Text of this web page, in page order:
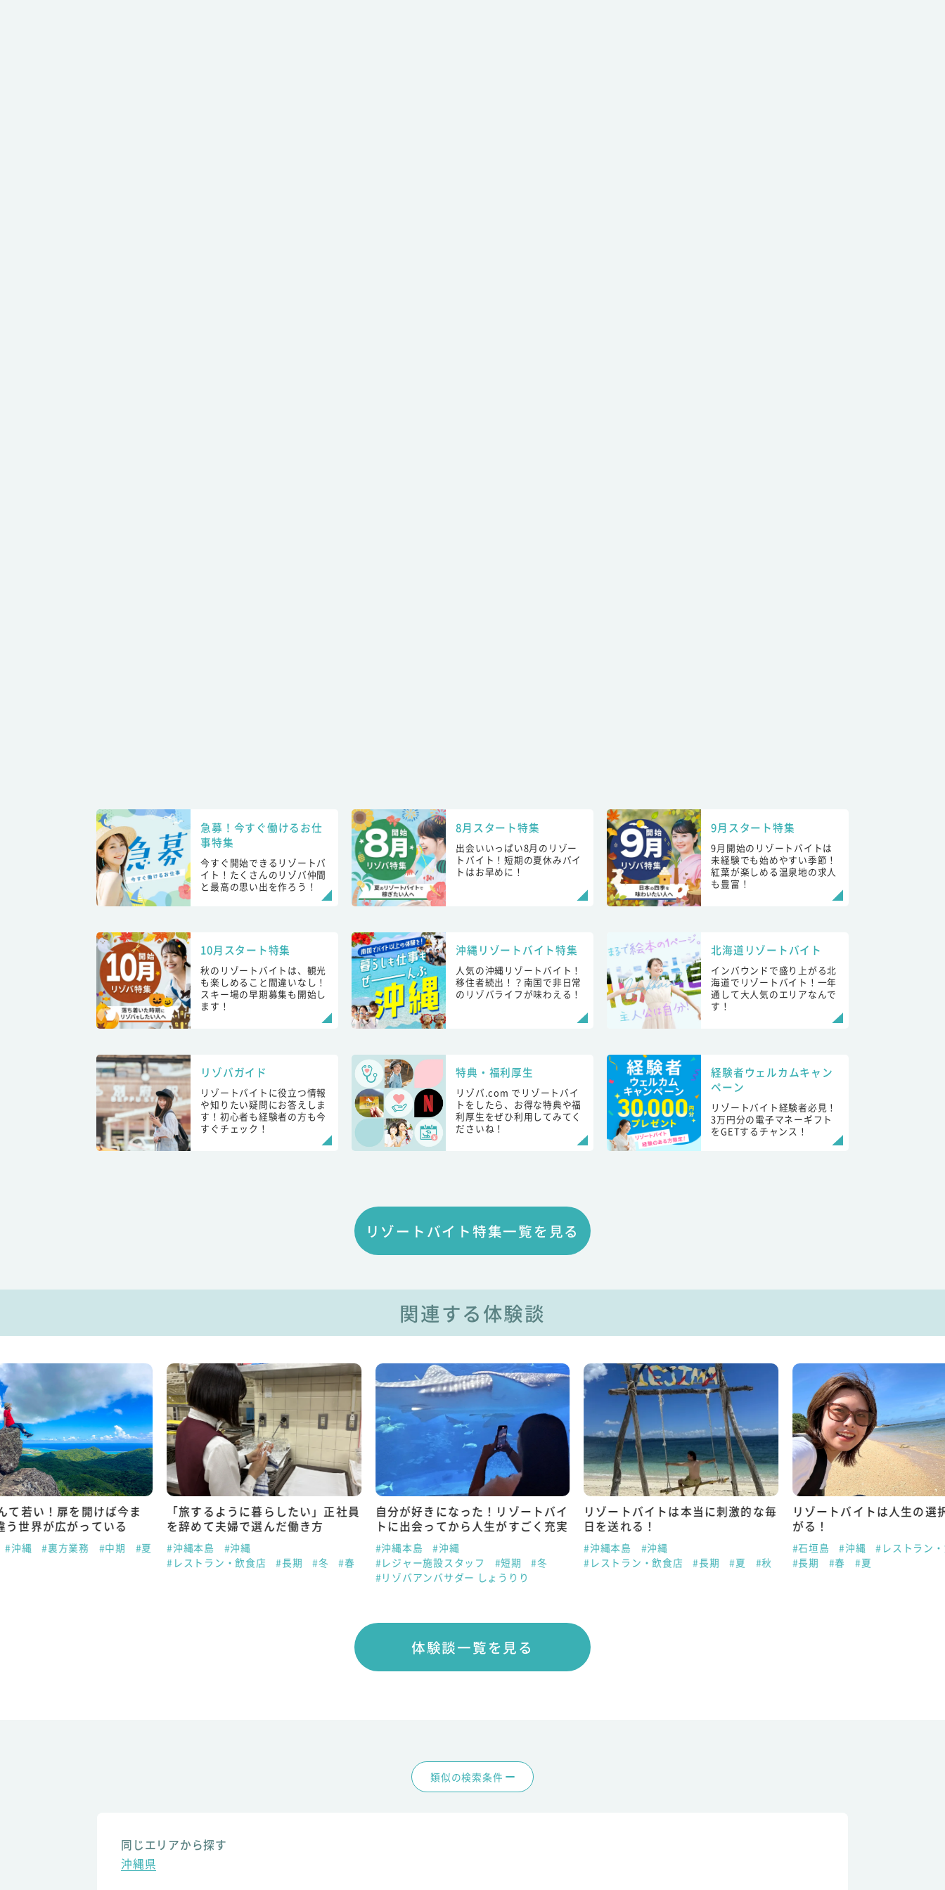
急募！今すぐ働けるお仕
事特集
今すぐ開始できるリゾートバ
イト！たくさんのリゾバ仲間
と最高の思い出を作ろう！
8月スタート特集
出会いいっぱい8月のリゾー
トバイト！短期の夏休みバイ
トはお早めに！
9月スタート特集
9月開始のリゾートバイトは
未経験でも始めやすい季節！
紅葉が楽しめる温泉地の求人
も豊富！
10月スタート特集
秋のリゾートバイトは、観光
も楽しめること間違いなし！
スキー場の早期募集も開始し
ます！
沖縄リゾートバイト特集
人気の沖縄リゾートバイト！
移住者続出！？南国で非日常
のリゾバライフが味わえる！
北海道リゾートバイト
インバウンドで盛り上がる北
海道でリゾートバイト！一年
通して大人気のエリアなんで
す！
リゾバガイド
リゾートバイトに役立つ情報
や知りたい疑問にお答えしま
す！初心者も経験者の方も今
すぐチェック！
特典・福利厚生
リゾバ.com でリゾートバイ
トをしたら、お得な特典や福
利厚生をぜひ利用してみてく
ださいね！
経験者ウェルカムキャン
ペーン
リゾートバイト経験者必見！
3万円分の電子マネーギフト
をGETするチャンス！
リゾートバイト特集一覧を見る
関連する体験談
て若い！扉を開けば今ま
う世界が広がっている
#沖縄 #裏方業務 #中期 #夏
「旅するように暮らしたい」正社員
を辞めて夫婦で選んだ働き方
#沖縄本島
#沖縄
#レストラン・飲食店
#長期 #冬 #春
自分が好きになった！リゾートバイ
トに出会ってから人生がすごく充実
#沖縄本島
#沖縄
#レジャー施設スタッフ
#短期
#冬
#リゾバアンバサダー しょうりり
リゾートバイトは本当に刺激的な毎
日を送れる！
#沖縄本島
#沖縄
#レストラン・飲食店
#長期 #夏 #秋
リゾートバイトは人生の選
がる！
#石垣島 #沖縄
#レストラン
#長期
#春 #夏
体験談一覧を見る
類似の検索条件
同じエリアから探す
沖縄県